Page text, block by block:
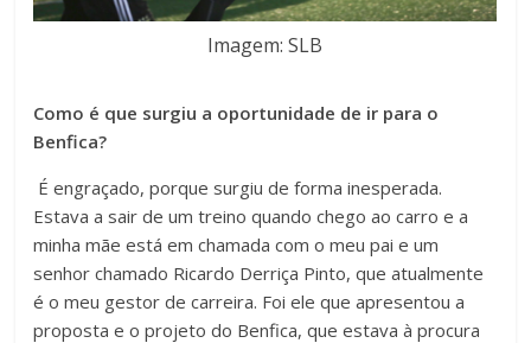
Imagem: SLB
Como é que surgiu a oportunidade de ir para o
Benfica?
É engraçado, porque surgiu de forma inesperada.
Estava a sair de um treino quando chego ao carro e a
minha mãe está em chamada com o meu pai e um
senhor chamado Ricardo Derriça Pinto, que atualmente
é o meu gestor de carreira. Foi ele que apresentou a
proposta e o projeto do Benfica, que estava à procura